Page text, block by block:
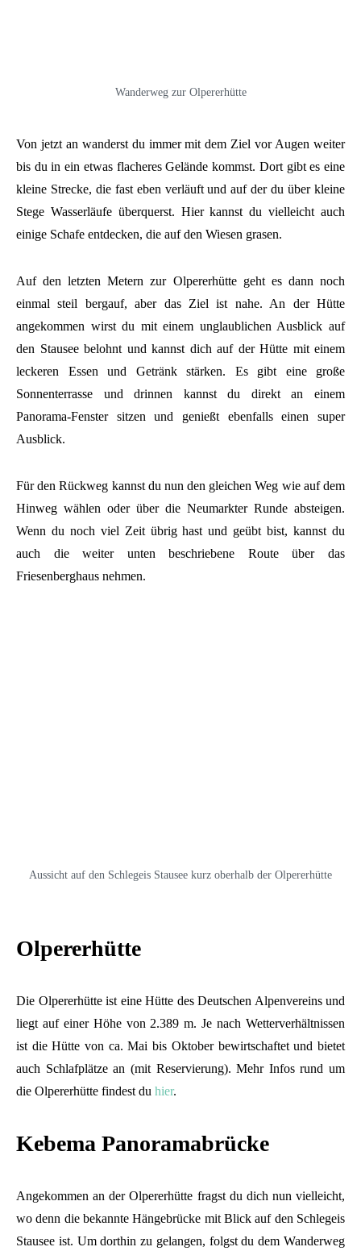
Wanderweg zur Olpererhütte
Von jetzt an wanderst du immer mit dem Ziel vor Augen weiter
bis du in ein etwas flacheres Gelände kommst. Dort gibt es eine
kleine Strecke, die fast eben verläuft und auf der du über kleine
Stege Wasserläufe überquerst. Hier kannst du vielleicht auch
einige Schafe entdecken, die auf den Wiesen grasen.
Auf den letzten Metern zur Olpererhütte geht es dann noch
einmal steil bergauf, aber das Ziel ist nahe. An der Hütte
angekommen wirst du mit einem unglaublichen Ausblick auf
den Stausee belohnt und kannst dich auf der Hütte mit einem
leckeren Essen und Getränk stärken. Es gibt eine große
Sonnenterrasse und drinnen kannst du direkt an einem
Panorama-Fenster sitzen und genießt ebenfalls einen super
Ausblick.
Für den Rückweg kannst du nun den gleichen Weg wie auf dem
Hinweg wählen oder über die Neumarkter Runde absteigen.
Wenn du noch viel Zeit übrig hast und geübt bist, kannst du
auch die weiter unten beschriebene Route über das
Friesenberghaus nehmen.
Aussicht auf den Schlegeis Stausee kurz oberhalb der Olpererhütte
Olpererhütte
Die Olpererhütte ist eine Hütte des Deutschen Alpenvereins und
liegt auf einer Höhe von 2.389 m. Je nach Wetterverhältnissen
ist die Hütte von ca. Mai bis Oktober bewirtschaftet und bietet
auch Schlafplätze an (mit Reservierung). Mehr Infos rund um
die Olpererhütte findest du hier.
Kebema Panoramabrücke
Angekommen an der Olpererhütte fragst du dich nun vielleicht,
wo denn die bekannte Hängebrücke mit Blick auf den Schlegeis
Stausee ist. Um dorthin zu gelangen, folgst du dem Wanderweg